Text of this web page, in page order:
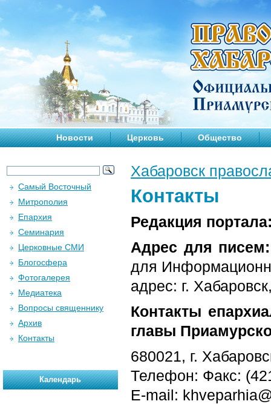
Новости Церковь Общество
Хабаровск
Контакты
Редакция
Адрес для писем:
для
адрес: г.
Контакты
главы
680021, г.
Телефон: Факс:
E-mail:
Самый Восточный
Митрополия
Епархия
Семинария
Церковные СМИ
Блогосфера
Фотогалерея
Медиатека
Вопросы священнику
Архив
Контакты
Календарь